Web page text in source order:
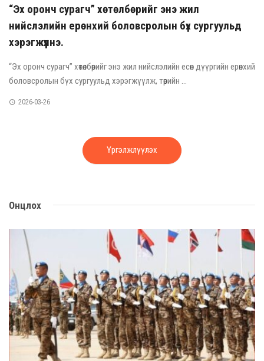
“Эх оронч сурагч” хөтөлбөрийг энэ жил
нийслэлийн ерөнхий боловсролын бүх сургуульд
хэрэгжүүлнэ.
“Эх оронч сурагч” хөтөлбөрийг энэ жил нийслэлийн есөн дүүргийн ерөнхий
боловсролын бүх сургуульд хэрэгжүүлж, төрийн ...
2026-03-26
Үргэлжлүүлэх
Онцлох